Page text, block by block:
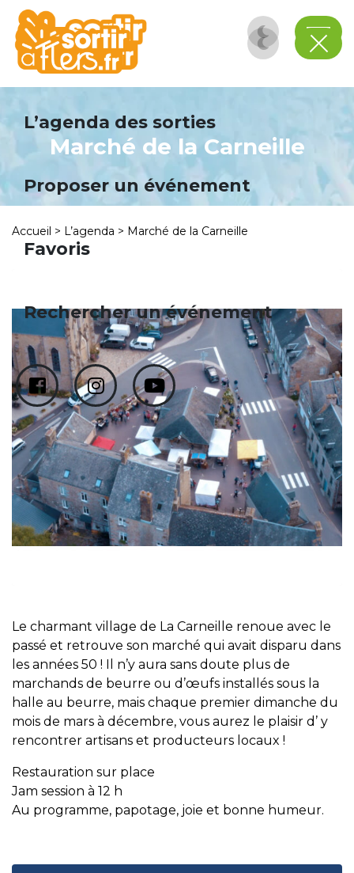
L’agenda des sorties
Proposer un événement
Favoris
Rechercher un événement
Marché de la Carneille
Accueil > L’agenda > Marché de la Carneille
Le charmant village de La Carneille renoue avec le
passé et retrouve son marché qui avait disparu dans
les années 50 ! Il n’y aura sans doute plus de
marchands de beurre ou d’œufs installés sous la
halle au beurre, mais chaque premier dimanche du
mois de mars à décembre, vous aurez le plaisir d’ y
rencontrer artisans et producteurs locaux !
Restauration sur place
Jam session à 12 h
Au programme, papotage, joie et bonne humeur.
Panneau de gestion des cookies